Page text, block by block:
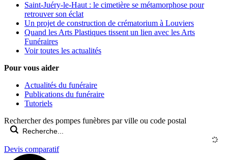
Saint-Juéry-le-Haut : le cimetière se métamorphose pour
retrouver son éclat
Un projet de construction de crématorium à Louviers
Quand les Arts Plastiques tissent un lien avec les Arts
Funéraires
Voir toutes les actualités
Pour vous aider
Actualités du funéraire
Publications du funéraire
Tutoriels
Rechercher des pompes funèbres par ville ou code postal
Devis comparatif